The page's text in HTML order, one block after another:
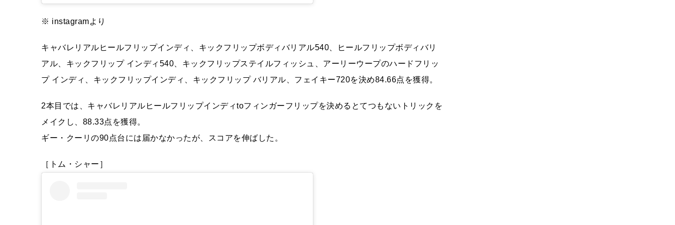
※ instagramより
キャバレリアルヒールフリップインディ、キックフリップボディバリアル540、ヒールフリップボディバリ
アル、キックフリップ インディ540、キックフリップステイルフィッシュ、アーリーウープのハードフリッ
プ インディ、キックフリップインディ、キックフリップ バリアル、フェイキー720を決め84.66点を獲得。
2本目では、キャバレリアルヒールフリップインディtoフィンガーフリップを決めるとてつもないトリックを
メイクし、88.33点を獲得。
ギー・クーリの90点台には届かなかったが、スコアを伸ばした。
［トム・シャー］